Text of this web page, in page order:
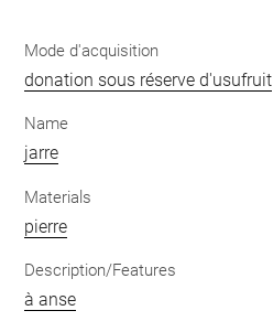
Mode d'acquisition
donation sous réserve d'usufruit
Name
jarre
Materials
pierre
Description/Features
à anse